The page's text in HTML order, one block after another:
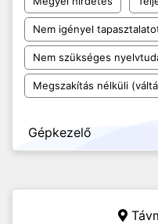
Nem igényel
Nem szükséges
Megszakítás nélküli
Gépkezelő